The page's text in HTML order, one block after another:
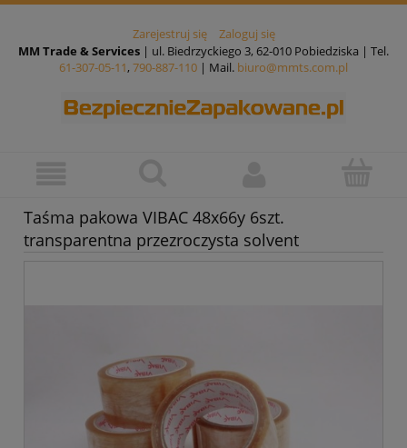
Zarejestruj się
Zaloguj się
MM Trade & Services | ul. Biedrzyckiego 3, 62-010 Pobiedziska | Tel.
61-307-05-11, 790-887-110 | Mail. biuro@mmts.com.pl
Taśma pakowa VIBAC 48x66y 6szt.
transparentna przezroczysta solvent